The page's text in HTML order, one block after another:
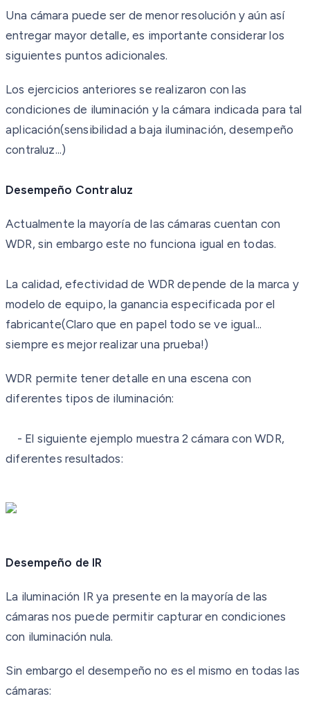
Una cámara puede ser de menor resolución y aún así
entregar mayor detalle, es importante considerar los
siguientes puntos adicionales.
Los ejercicios anteriores se realizaron con las
condiciones de iluminación y la cámara indicada para tal
aplicación(sensibilidad a baja iluminación, desempeño
contraluz...)
Desempeño Contraluz
Actualmente la mayoría de las cámaras cuentan con
WDR, sin embargo este no funciona igual en todas.
La calidad, efectividad de WDR depende de la marca y
modelo de equipo, la ganancia especificada por el
fabricante(Claro que en papel todo se ve igual...
siempre es mejor realizar una prueba!)
WDR permite tener detalle en una escena con
diferentes tipos de iluminación:
- El siguiente ejemplo muestra 2 cámara con WDR,
diferentes resultados:
Desempeño de IR
La iluminación IR ya presente en la mayoría de las
cámaras nos puede permitir capturar en condiciones
con iluminación nula.
Sin embargo el desempeño no es el mismo en todas las
cámaras: